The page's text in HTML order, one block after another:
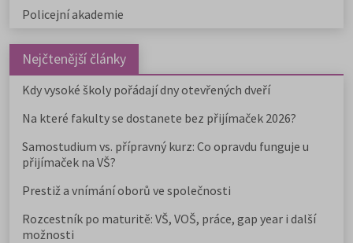
Policejní akademie
Nejčtenější články
Kdy vysoké školy pořádají dny otevřených dveří
Na které fakulty se dostanete bez přijímaček 2026?
Samostudium vs. přípravný kurz: Co opravdu funguje u
přijímaček na VŠ?
Prestiž a vnímání oborů ve společnosti
Rozcestník po maturitě: VŠ, VOŠ, práce, gap year i další
možnosti